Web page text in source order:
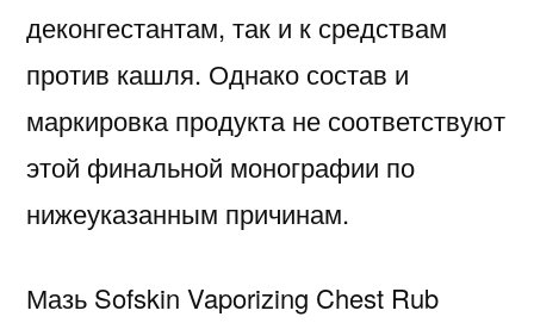
деконгестантам, так и к средствам
против кашля. Однако состав и
маркировка продукта не соответствуют
этой финальной монографии по
нижеуказанным причинам.
Мазь Sofskin Vaporizing Chest Rub